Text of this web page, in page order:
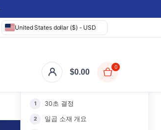
United States dollar ($) - USD
$0.00
0
이 페이지 내용
30초 결정
일곱 소재 개요